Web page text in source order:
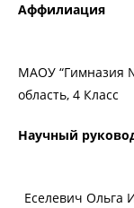
Аффилиация
МАОУ “Гимназия
область, 4 Класс
Научный
Еселевич Ольга